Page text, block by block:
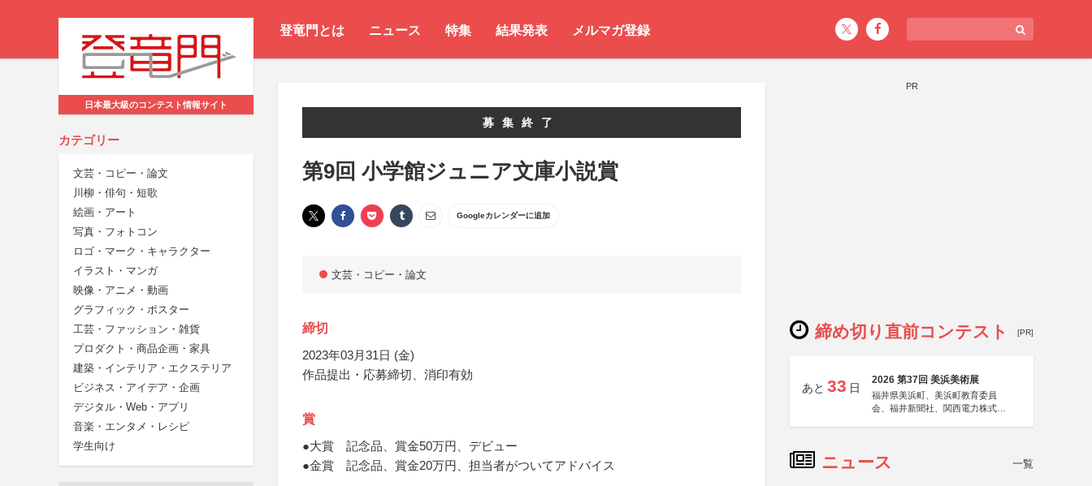
登竜門とは ニュース 特集 結果発表 メルマガ登録
日本最大級のコンテスト情報サイト
カテゴリー
文芸・コピー・論文
川柳・俳句・短歌
絵画・アート
写真・フォトコン
ロゴ・マーク・キャラクター
イラスト・マンガ
映像・アニメ・動画
グラフィック・ポスター
工芸・ファッション・雑貨
プロダクト・商品企画・家具
建築・インテリア・エクステリア
ビジネス・アイデア・企画
デジタル・Web・アプリ
音楽・エンタメ・レシピ
学生向け
募集終了
第9回 小学館ジュニア文庫小説賞
Googleカレンダーに追加
文芸・コピー・論文
締切
2023年03月31日 (金)
作品提出・応募締切、消印有効
賞
●大賞 記念品、賞金50万円、デビュー
●金賞 記念品、賞金20万円、担当者がついてアドバイス
PR
締め切り直前コンテスト [PR]
あと 33 日
2026 第37回 美浜美術展
福井県美浜町、美浜町教育委員
会、福井新聞社、関西電力株式会
ニュース 一覧